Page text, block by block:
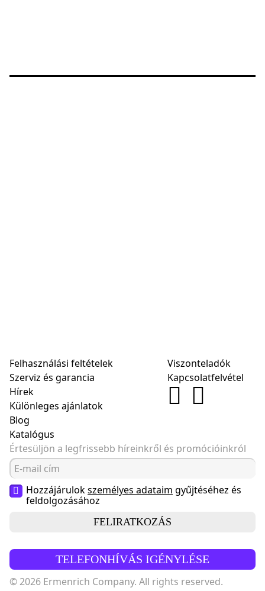
Felhasználási feltételek
Szerviz és garancia
Hírek
Különleges ajánlatok
Blog
Katalógus
Viszonteladók
Kapcsolatfelvétel
Értesüljön a legfrissebb híreinkről és promócióinkról
Hozzájárulokszemélyes adataim gyűjtéséhez és
feldolgozásához
FELIRATKOZÁS
TELEFONHÍVÁS IGÉNYLÉSE
© 2026 Ermenrich Company. All rights reserved.